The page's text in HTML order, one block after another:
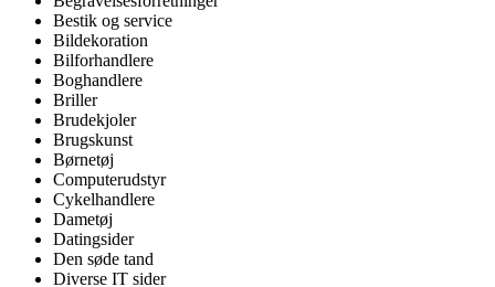
Bestik og service
Bildekoration
Bilforhandlere
Boghandlere
Briller
Brudekjoler
Brugskunst
Børnetøj
Computerudstyr
Cykelhandlere
Dametøj
Datingsider
Den søde tand
Diverse IT sider